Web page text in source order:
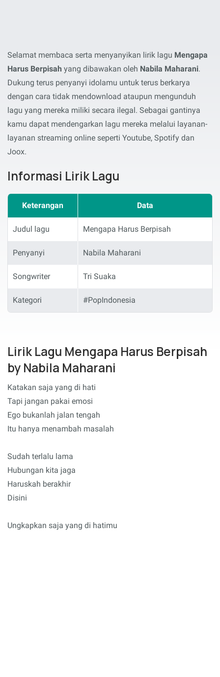
Selamat membaca serta menyanyikan lirik lagu Mengapa
Harus Berpisah yang dibawakan oleh Nabila Maharani.
Dukung terus penyanyi idolamu untuk terus berkarya
dengan cara tidak mendownload ataupun mengunduh
lagu yang mereka miliki secara ilegal. Sebagai gantinya
kamu dapat mendengarkan lagu mereka melalui layanan-
layanan streaming online seperti Youtube, Spotify dan
Joox.
Informasi Lirik Lagu
Keterangan Data
Judul lagu Mengapa Harus Berpisah
Penyanyi Nabila Maharani
Songwriter Tri Suaka
Kategori #PopIndonesia
Lirik Lagu Mengapa Harus Berpisah
by Nabila Maharani
Katakan saja yang di hati
Tapi jangan pakai emosi
Ego bukanlah jalan tengah
Itu hanya menambah masalah
Sudah terlalu lama
Hubungan kita jaga
Haruskah berakhir
Disini
Ungkapkan saja yang di hatimu